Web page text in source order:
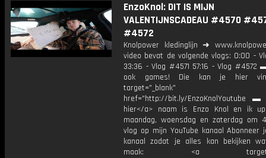
EnzoKnol: DIT IS MIJN
VALENTIJNSCADEAU #4570
#4572
Knolpower kledinglijn ➜
video bevat de volgende vlogs: 0:00 -
33:36 - Vlog #4571 57:16 - Vlog #4572
ook games! Die kan je hier
target="_blank"
href="http://bit.ly/EnzoKnolYoutube ▬
hier</a> naam is Enzo Knol en ik
maandag, woensdag en zaterdag om
vlog op mijn YouTube kanaal Abonneer
kanaal zodat je alles kan bekijken
maak: <a